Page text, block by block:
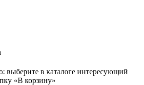
выберите в каталоге интересующий
«В корзину»